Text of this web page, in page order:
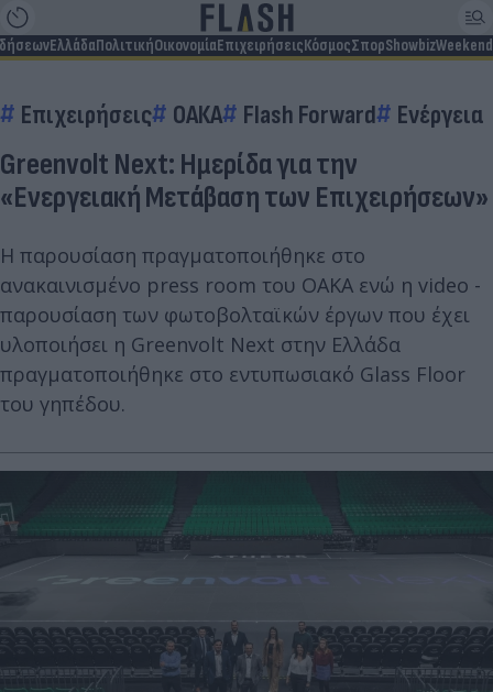
ΕλλάδαΠολιτικήΟικονομίαΕπιχειρήσειςΚόσμοςΣπορShowbizWeekend
Επιχειρήσεις ΟΑΚΑ Flash Forward Ενέργεια
Greenvolt Next: Ημερίδα για την
«Ενεργειακή Μετάβαση των Επιχειρήσεων»
Η παρουσίαση πραγματοποιήθηκε στο
ανακαινισμένο press room του ΟΑΚΑ ενώ η video -
παρουσίαση των φωτοβολταϊκών έργων που έχει
υλοποιήσει η Greenvolt Next στην Ελλάδα
πραγματοποιήθηκε στο εντυπωσιακό Glass Floor
του γηπέδου.